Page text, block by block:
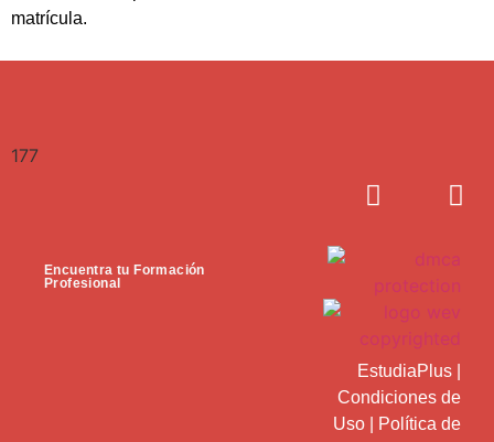
matrícula.
177
Encuentra tu Formación
Profesional
EstudiaPlus
Condiciones de
Uso
Política de